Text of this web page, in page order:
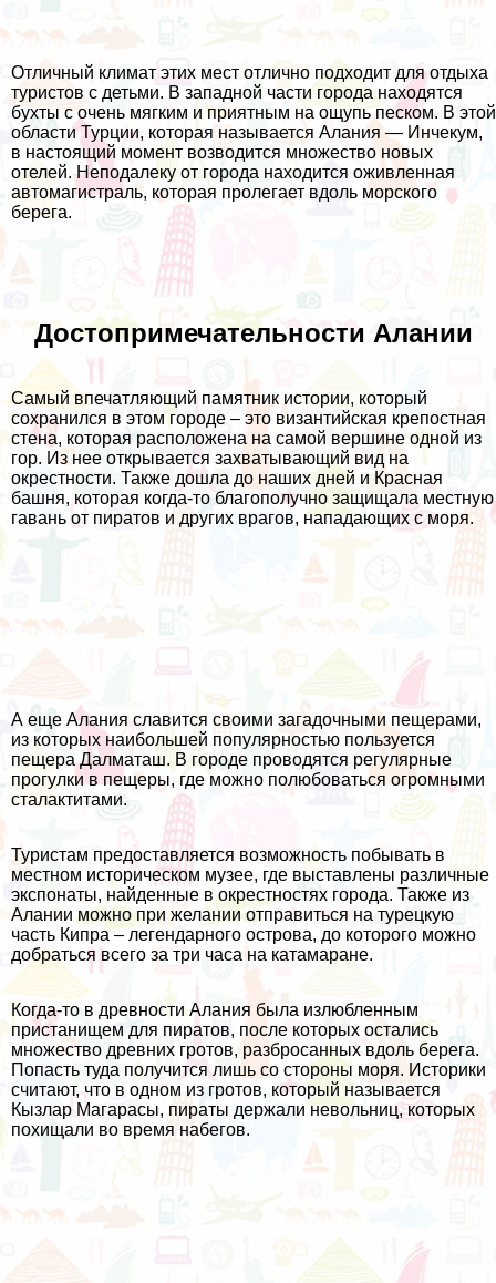
Отличный климат этих мест отлично подходит для отдыха
туристов с детьми. В западной части города находятся
бухты с очень мягким и приятным на ощупь песком. В этой
области Турции, которая называется Алания — Инчекум,
в настоящий момент возводится множество новых
отелей. Неподалеку от города находится оживленная
автомагистраль, которая пролегает вдоль морского
берега.
Достопримечательности Алании
Самый впечатляющий памятник истории, который
сохранился в этом городе – это византийская крепостная
стена, которая расположена на самой вершине одной из
гор. Из нее открывается захватывающий вид на
окрестности. Также дошла до наших дней и Красная
башня, которая когда-то благополучно защищала местную
гавань от пиратов и других врагов, нападающих с моря.
А еще Алания славится своими загадочными пещерами,
из которых наибольшей популярностью пользуется
пещера Далматаш. В городе проводятся регулярные
прогулки в пещеры, где можно полюбоваться огромными
сталактитами.
Туристам предоставляется возможность побывать в
местном историческом музее, где выставлены различные
экспонаты, найденные в окрестностях города. Также из
Алании можно при желании отправиться на турецкую
часть Кипра – легендарного острова, до которого можно
добраться всего за три часа на катамаране.
Когда-то в древности Алания была излюбленным
пристанищем для пиратов, после которых остались
множество древних гротов, разбросанных вдоль берега.
Попасть туда получится лишь со стороны моря. Историки
считают, что в одном из гротов, который называется
Кызлар Магарасы, пираты держали невольниц, которых
похищали во время набегов.